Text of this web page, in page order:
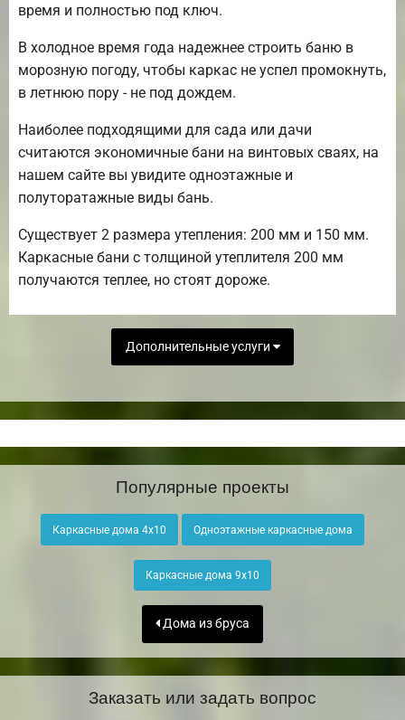
время и полностью под ключ.
В холодное время года надежнее строить баню в
морозную погоду, чтобы каркас не успел промокнуть,
в летнюю пору - не под дождем.
Наиболее подходящими для сада или дачи
считаются экономичные бани на винтовых сваях, на
нашем сайте вы увидите одноэтажные и
полуторатажные виды бань.
Существует 2 размера утепления: 200 мм и 150 мм.
Каркасные бани с толщиной утеплителя 200 мм
получаются теплее, но стоят дороже.
Дополнительные услуги
Популярные проекты
Каркасные дома 4х10 Одноэтажные каркасные дома
Каркасные дома 9х10
Дома из бруса
Заказать или задать вопрос